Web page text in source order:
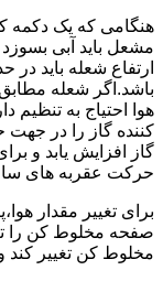
هنگامی که یک دکمه
مشعل باید آبی
باشد.اگر شعله
هوا احتیاج به تنظیم
کننده گاز را در
گاز افزایش یابد و
حرکت عقربه های
برای تغییر مقدار
صفحه مخلوط کن را
مخلوط کن تغییر کند